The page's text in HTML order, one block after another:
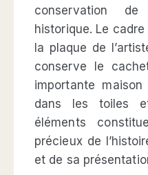
conservation de
historique. Le
la plaque de
conserve le
importante
dans les toiles
éléments
précieux de
et de sa